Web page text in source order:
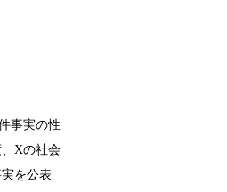
事実の性
Xの社会
を公表